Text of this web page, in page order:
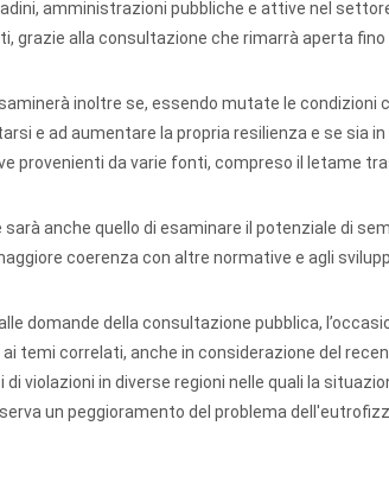
amministrazioni pubbliche e attive nel
grazie alla consultazione che rimarrà aperta fino
inoltre se, essendo mutate le
e ad aumentare la propria resilienza e se sia
provenienti da varie fonti, compreso il letame
anche quello di esaminare il potenziale di
coerenza con altre normative e agli
domande della consultazione pubblica,
temi correlati, anche in considerazione del
di violazioni in diverse regioni nelle quali la
un peggioramento del problema